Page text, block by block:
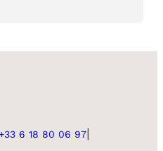
6 18 80 06 97